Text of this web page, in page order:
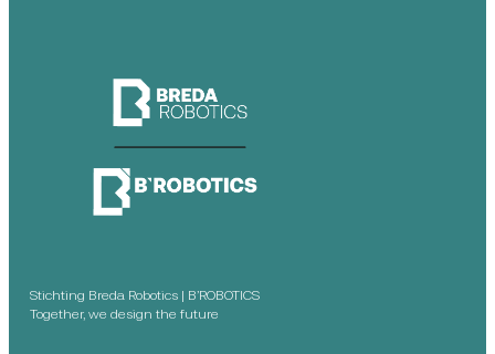
Stichting Breda Robotics | B’ROBOTICS
Together, we design the future